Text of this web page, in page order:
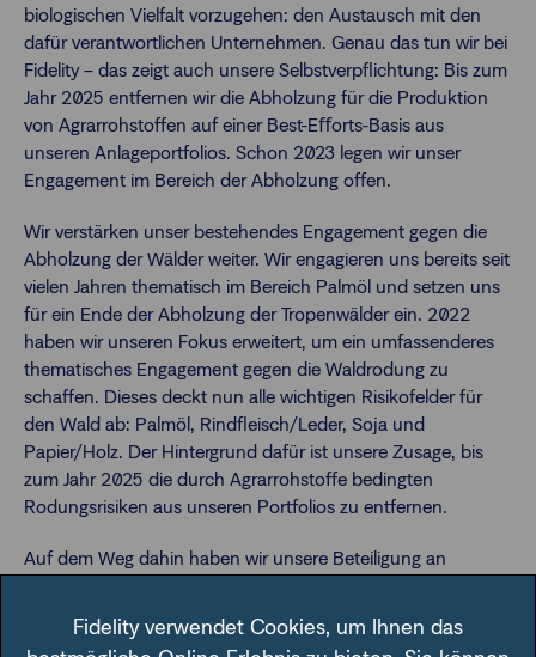
biologischen Vielfalt vorzugehen: den Austausch mit den
dafür verantwortlichen Unternehmen. Genau das tun wir bei
Fidelity – das zeigt auch unsere Selbstverpflichtung: Bis zum
Jahr 2025 entfernen wir die Abholzung für die Produktion
von Agrarrohstoffen auf einer Best-Eﬀorts-Basis aus
unseren Anlageportfolios. Schon 2023 legen wir unser
Engagement im Bereich der Abholzung offen.
Wir verstärken unser bestehendes Engagement gegen die
Abholzung der Wälder weiter. Wir engagieren uns bereits seit
vielen Jahren thematisch im Bereich Palmöl und setzen uns
für ein Ende der Abholzung der Tropenwälder ein. 2022
haben wir unseren Fokus erweitert, um ein umfassenderes
thematisches Engagement gegen die Waldrodung zu
schaffen. Dieses deckt nun alle wichtigen Risikofelder für
den Wald ab: Palmöl, Rindfleisch/Leder, Soja und
Papier/Holz. Der Hintergrund dafür ist unsere Zusage, bis
zum Jahr 2025 die durch Agrarrohstoffe bedingten
Rodungsrisiken aus unseren Portfolios zu entfernen.
Auf dem Weg dahin haben wir unsere Beteiligung an
gesamten Wertschöpfungskette bewertet. Dies umfasst
Hersteller und Lebensmittelketten ebenso wie indirekt
Fidelity verwendet Cookies, um Ihnen das